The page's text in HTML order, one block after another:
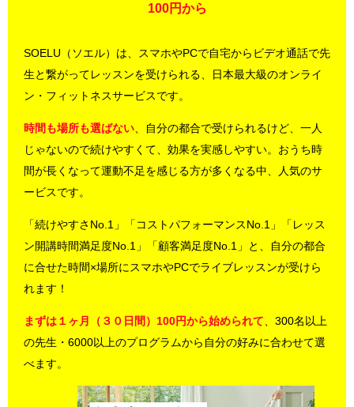
100円から
SOELU（ソエル）は、スマホやPCで自宅からビデオ通話で先
生と繋がってレッスンを受けられる、日本最大級のオンライ
ン・フィットネスサービスです。
時間も場所も選ばない 、自分の都合で受けられるけど、一人
じゃないので続けやすくて、効果を実感しやすい。おうち時
間が長くなって運動不足を感じる方が多くなる中、人気のサ
ービスです。
「続けやすさNo.1」「コストパフォーマンスNo.1」「レッス
ン開講時間満足度No.1」「顧客満足度No.1」と、自分の都合
に合せた時間×場所にスマホやPCでライブレッスンが受けら
れます！
まずは１ヶ月（３０日間）100円から始められて 、300名以上
の先生・6000以上のプログラムから自分の好みに合わせて選
べます。